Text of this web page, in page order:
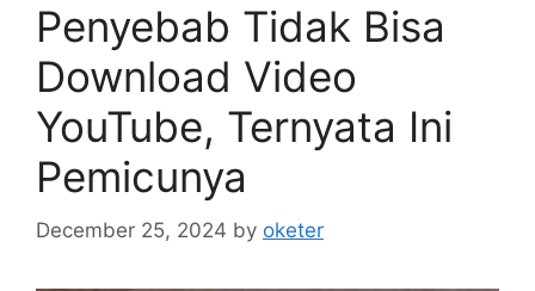
Penyebab Tidak Bisa
Download Video
YouTube, Ternyata Ini
Pemicunya
December 25, 2024 by oketer